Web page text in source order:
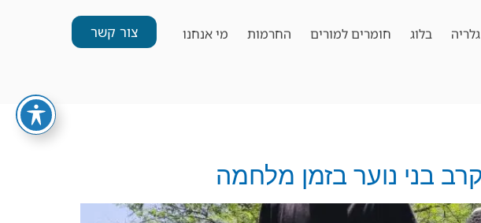
גלריה בלוג חומרים למורים החרמות מי אנחנו צור קשר